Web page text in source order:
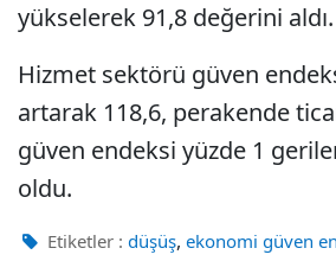
yükselerek 91,8 değerini aldı.
Hizmet sektörü güven
artarak 118,6, perakende
güven endeksi yüzde 1
oldu.
Etiketler : düşüş, ekonomi güven